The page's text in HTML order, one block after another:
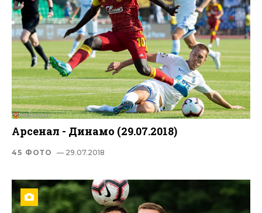
Арсенал - Динамо (29.07.2018)
45 ФОТО — 29.07.2018